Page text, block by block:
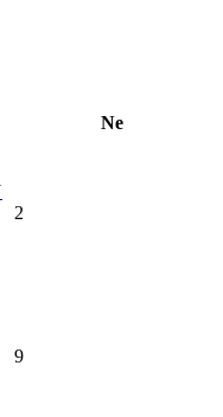
Ne
2
9